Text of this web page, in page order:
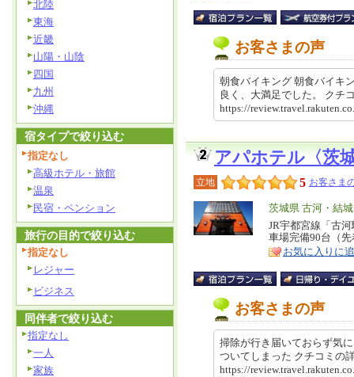
お客さまの声
朝食バイキング 朝食バイキ
良く、大満足でした。 ク
https://
アパホテル〈茨
立地 5 お客さま
エ
リ
ア
茨城県 古河・結
特
徴
JR宇都宮線「古
車場完備90台（
お気に入りに
お客さまの声
掃除が行き届いておらず気
ついてしまった クチコミ
https://
北陸
東海
近畿
山陽・山陰
四国
九州
沖縄
宿タイプで絞り込む
指定なし
高級ホテル・旅館
温泉
民宿・ペンション
旅行の目的で絞り込む
指定なし
レジャー
ビジネス
同伴者で絞り込む
指定なし
一人
家族